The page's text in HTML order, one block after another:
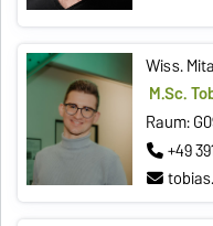
Wiss.
M.Sc.
Raum:
+49